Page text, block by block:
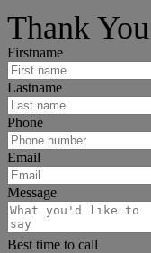
Thank You
Firstname
Lastname
Phone
Email
Message
Best time to call